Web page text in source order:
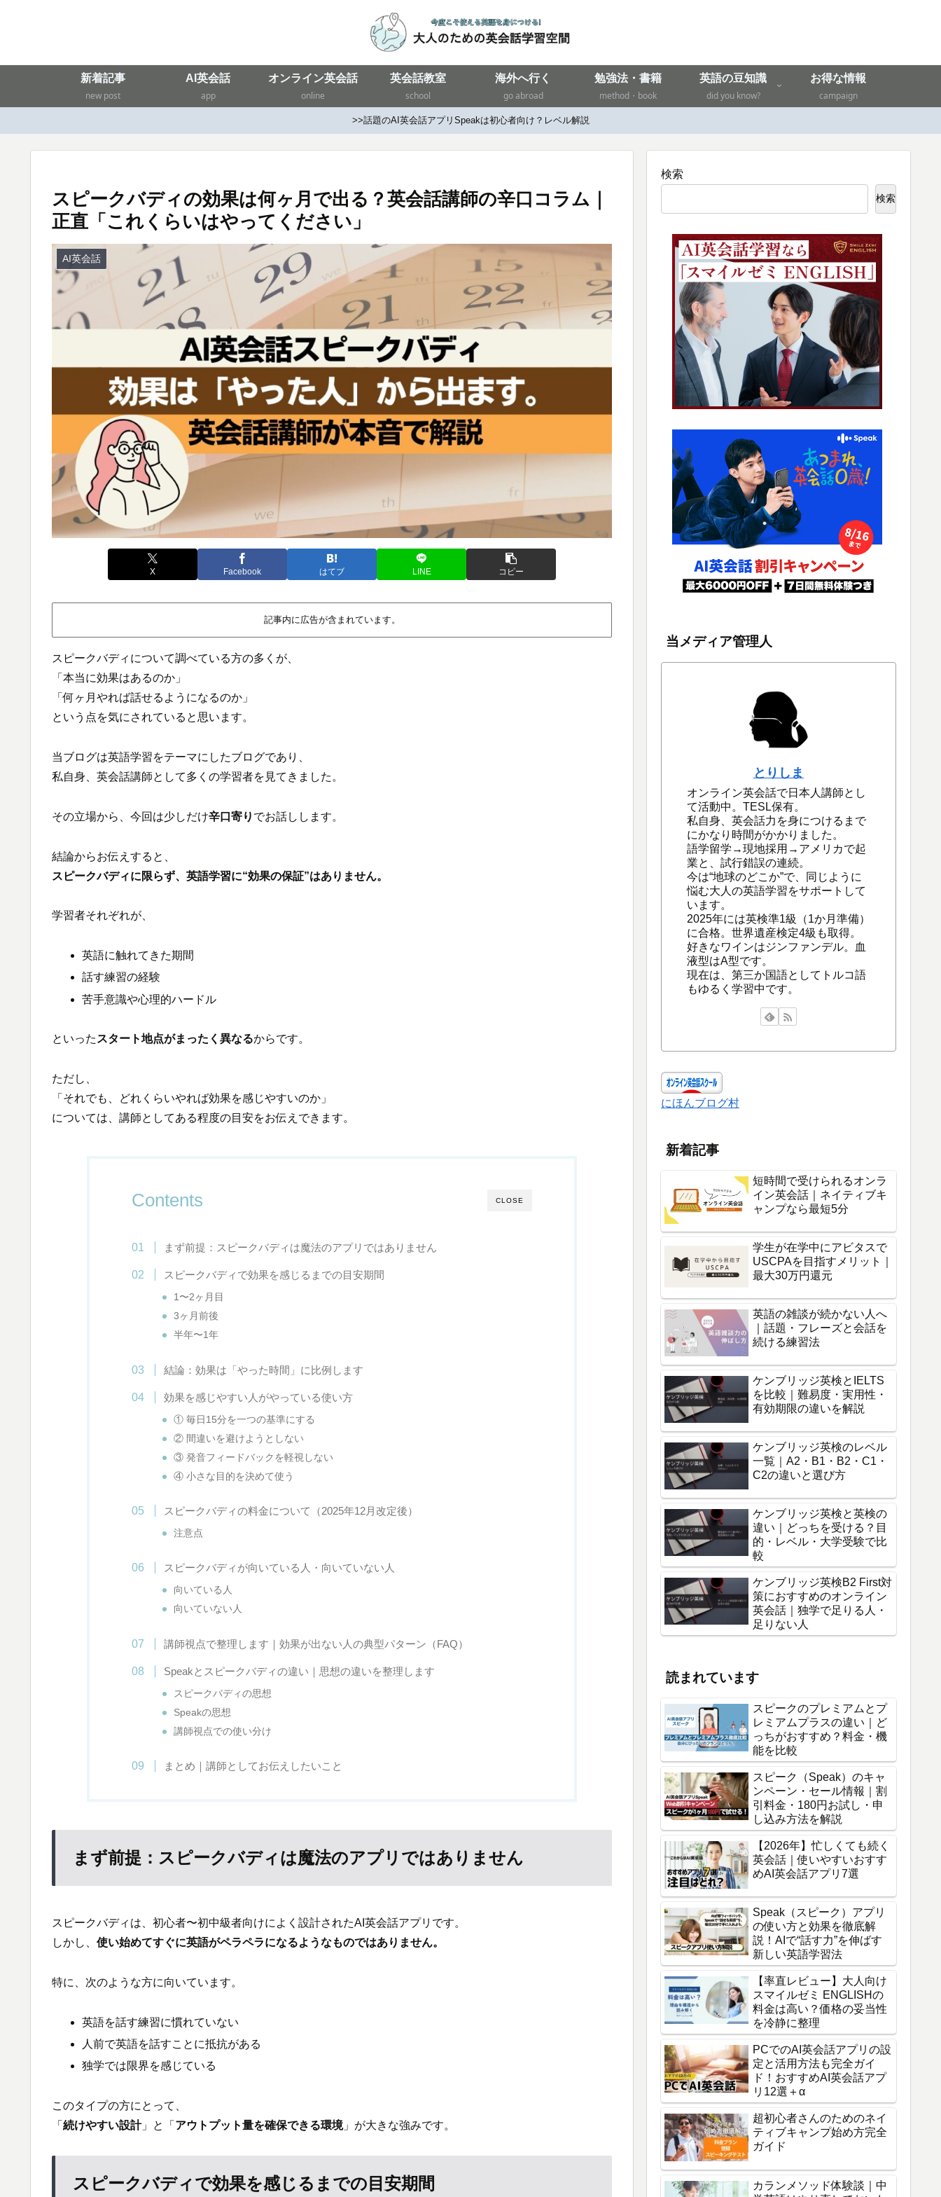
新着記事
new post
AI英会話
app
オンライン英会話
online
英会話教室
school
海外へ行く
go abroad
勉強法・書籍
method・book
英語の豆知識
did you know?
お得な情報
campaign
>>話題のAI英会話アプリSpeakは初心者向け？レベル解説
スピークバディの効果は何ヶ月で出る？英会話講師の辛口コラム｜
正直「これくらいはやってください」
AI英会話
X Facebook はてブ LINE コピー
記事内に広告が含まれています。
スピークバディについて調べている方の多くが、
「本当に効果はあるのか」
「何ヶ月やれば話せるようになるのか」
という点を気にされていると思います。
当ブログは英語学習をテーマにしたブログであり、
私自身、英会話講師として多くの学習者を見てきました。
その立場から、今回は少しだけ辛口寄り でお話しします。
結論からお伝えすると、
スピークバディに限らず、英語学習に“効果の保証”はありません。
学習者それぞれが、
英語に触れてきた期間
話す練習の経験
苦手意識や心理的ハードル
といったスタート地点がまったく異なるからです。
ただし、
「それでも、どれくらいやれば効果を感じやすいのか」
については、講師としてある程度の目安をお伝えできます。
CLOSE
Contents
まず前提：スピークバディは魔法のアプリではありません
スピークバディで効果を感じるまでの目安期間
1〜2ヶ月目
3ヶ月前後
半年〜1年
結論：効果は「やった時間」に比例します
効果を感じやすい人がやっている使い方
① 毎日15分を一つの基準にする
② 間違いを避けようとしない
③ 発音フィードバックを軽視しない
④ 小さな目的を決めて使う
スピークバディの料金について（2025年12月改定後）
注意点
スピークバディが向いている人・向いていない人
向いている人
向いていない人
講師視点で整理します｜効果が出ない人の典型パターン（FAQ）
Speakとスピークバディの違い｜思想の違いを整理します
スピークバディの思想
Speakの思想
講師視点での使い分け
まとめ｜講師としてお伝えしたいこと
まず前提：スピークバディは魔法のアプリではありません
スピークバディは、初心者〜初中級者向けによく設計されたAI英会話アプリです。
しかし、 使い始めてすぐに英語がペラペラになるようなものではありません。
特に、次のような方に向いています。
英語を話す練習に慣れていない
人前で英語を話すことに抵抗がある
独学では限界を感じている
このタイプの方にとって、
「 続けやすい設計」と「 アウトプット量を確保できる環境」が大きな強みです。
スピークバディで効果を感じるまでの目安期間
検索
検索
当メディア管理人
とりしま
オンライン英会話で日本人講師とし
て活動中。TESL保有。
私自身、英会話力を身につけるまで
にかなり時間がかかりました。
語学留学→現地採用→アメリカで起
業と、試行錯誤の連続。
今は“地球のどこか”で、同じように
悩む大人の英語学習をサポートして
います。
2025年には英検準1級（1か月準備）
に合格。世界遺産検定4級も取得。
好きなワインはジンファンデル。血
液型はA型です。
現在は、第三か国語としてトルコ語
もゆるく学習中です。
にほんブログ村
新着記事
短時間で受けられるオンラ
イン英会話｜ネイティブキ
ャンプなら最短5分
学生が在学中にアビタスで
USCPAを目指すメリット｜
最大30万円還元
英語の雑談が続かない人へ
｜話題・フレーズと会話を
続ける練習法
ケンブリッジ英検とIELTS
を比較｜難易度・実用性・
有効期限の違いを解説
ケンブリッジ英検のレベル
一覧｜A2・B1・B2・C1・
C2の違いと選び方
ケンブリッジ英検と英検の
違い｜どっちを受ける？目
的・レベル・大学受験で比
較
ケンブリッジ英検B2 First対
策におすすめのオンライン
英会話｜独学で足りる人・
足りない人
読まれています
スピークのプレミアムとプ
レミアムプラスの違い｜ど
っちがおすすめ？料金・機
能を比較
スピーク（Speak）のキャ
ンペーン・セール情報｜割
引料金・180円お試し・申
し込み方法を解説
【2026年】忙しくても続く
英会話｜使いやすいおすす
めAI英会話アプリ7選
Speak（スピーク）アプリ
の使い方と効果を徹底解
説！AIで“話す力”を伸ばす
新しい英語学習法
【率直レビュー】大人向け
スマイルゼミ ENGLISHの
料金は高い？価格の妥当性
を冷静に整理
PCでのAI英会話アプリの設
定と活用方法も完全ガイ
ド！おすすめAI英会話アプ
リ12選＋α
超初心者さんのためのネイ
ティブキャンプ始め方完全
ガイド
カランメソッド体験談｜中